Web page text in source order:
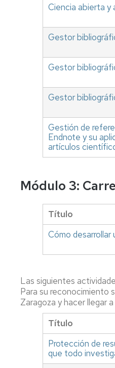
Ciencia abierta y
Gestor
Gestor
Gestor
Gestión de
Endnote y su
artículos
Módulo 3:
Título
Cómo desarrollar
Las siguientes
Para su reconocimiento
Zaragoza y hacer llegar
Título
Protección de
que todo